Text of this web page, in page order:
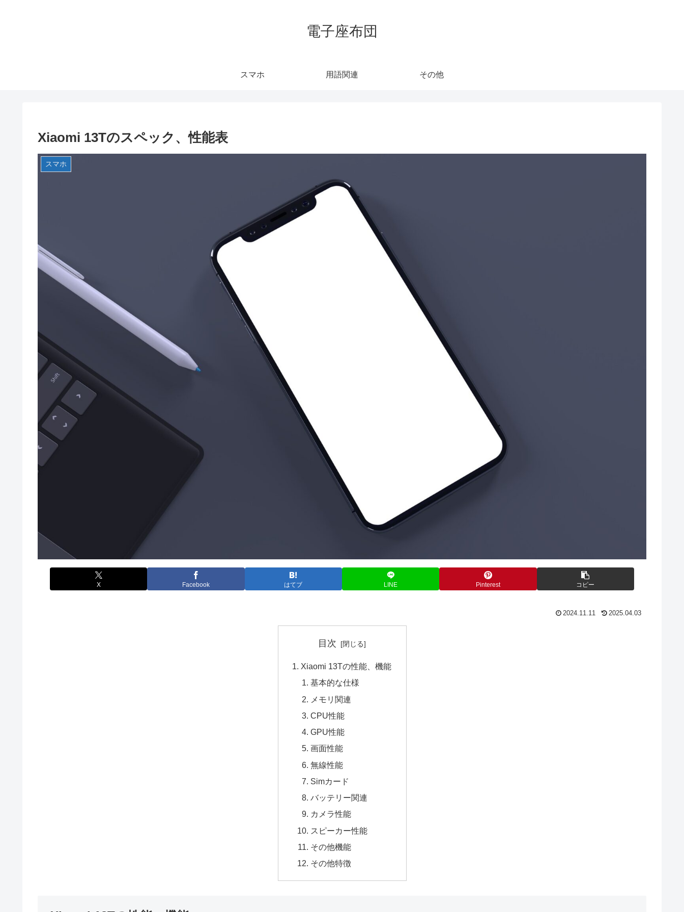
電子座布団
スマホ 用語関連 その他
Xiaomi 13Tのスペック、性能表
スマホ
X Facebook はてブ LINE Pinterest コピー
2024.11.11 2025.04.03
目次
Xiaomi 13Tの性能、機能
基本的な仕様
メモリ関連
CPU性能
GPU性能
画面性能
無線性能
Simカード
バッテリー関連
カメラ性能
スピーカー性能
その他機能
その他特徴